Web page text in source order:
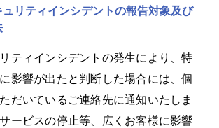
ュリティインシデントの報告対象及び
ティインシデントの発生により、特
影響が出たと判断した場合には、個
だいているご連絡先に通知いたしま
ービスの停止等、広くお客様に影響